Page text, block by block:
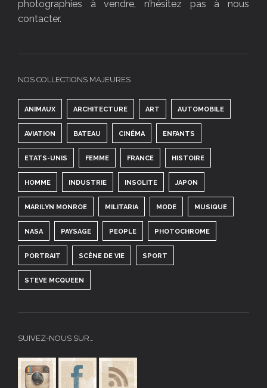
photographies à vendre, n’hésitez pas à nous
contacter.
NOS COLLECTIONS MAJEURES
ANIMAUX ARCHITECTURE ART AUTOMOBILE
AVIATION BATEAU CINÉMA ENFANTS
ETATS-UNIS FEMME FRANCE HISTOIRE
HOMME INDUSTRIE INSOLITE JAPON
MARILYN MONROE MILITARIA MODE MUSIQUE
NASA PAYSAGE PEOPLE PHOTOCHROME
PORTRAIT SCÈNE DE VIE SPORT
STEVE MCQUEEN
SUIVEZ-NOUS SUR…